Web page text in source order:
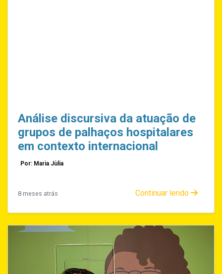
Análise discursiva da atuação de
grupos de palhaços hospitalares
em contexto internacional
Por: Maria Jùlia
8 meses atrás Continuar lendo